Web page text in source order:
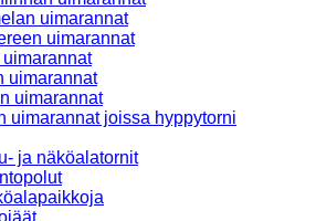
uimarannat
uimarannat
uimarannat
uimarannat
uimarannat
uimarannat joissa hyppytorni
ja näköalatornit